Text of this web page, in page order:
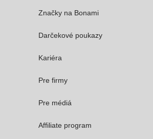
Značky na Bonami
Darčekové poukazy
Kariéra
Pre firmy
Pre médiá
Affiliate program